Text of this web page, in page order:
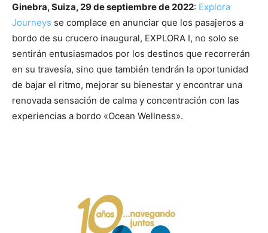
Ginebra, Suiza, 29 de septiembre de 2022: Explora
Journeys se complace en anunciar que los pasajeros a
bordo de su crucero inaugural, EXPLORA I, no solo se
sentirán entusiasmados por los destinos que recorrerán
en su travesía, sino que también tendrán la oportunidad
de bajar el ritmo, mejorar su bienestar y encontrar una
renovada sensación de calma y concentración con las
experiencias a bordo «Ocean Wellness».